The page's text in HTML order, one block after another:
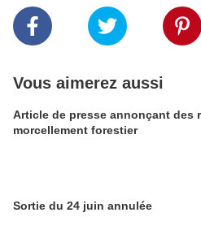
Vous aimerez aussi
Article de presse annonçant des
morcellement forestier
Sortie du 24 juin annulée